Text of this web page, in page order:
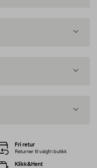
Fri retur
Returner til valgfri butikk
Klikk&Hent